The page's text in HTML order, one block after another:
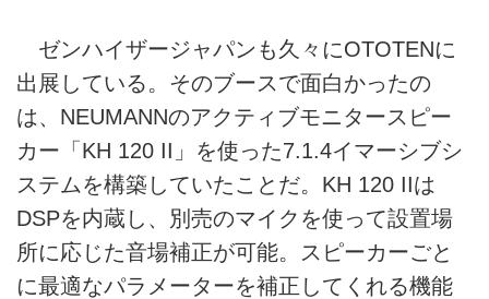
ゼンハイザージャパンも久々にOTOTENに
出展している。そのブースで面白かったの
は、NEUMANNのアクティブモニタースピー
カー「KH 120 II」を使った7.1.4イマーシブシ
ステムを構築していたことだ。KH 120 IIは
DSPを内蔵し、別売のマイクを使って設置場
所に応じた音場補正が可能。スピーカーごと
に最適なパラメーターを補正してくれる機能